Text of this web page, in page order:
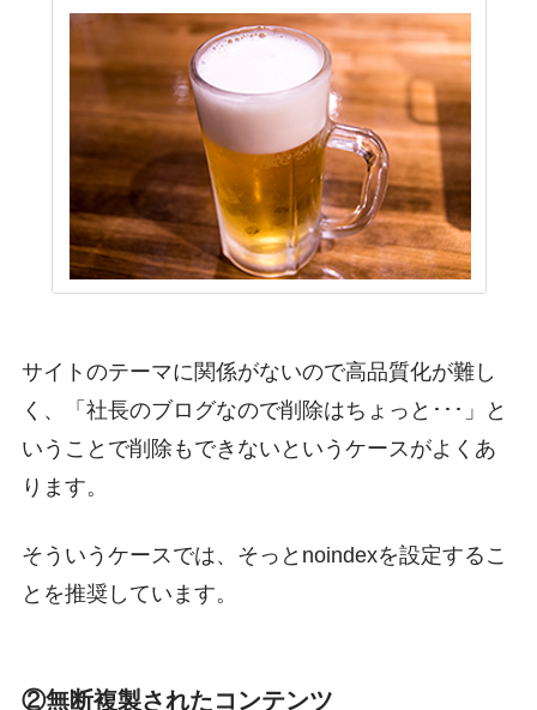
サイトのテーマに関係がないので高品質化が難し
く、「社長のブログなので削除はちょっと･･･」と
いうことで削除もできないというケースがよくあ
ります。
そういうケースでは、そっとnoindexを設定するこ
とを推奨しています。
②無断複製されたコンテンツ